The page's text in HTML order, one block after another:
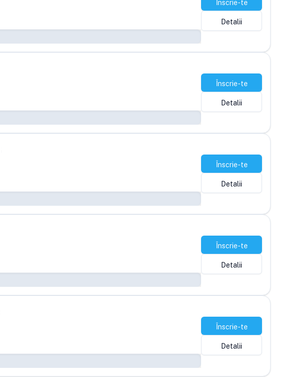
Înscrie-te
Detalii
Înscrie-te
Detalii
Înscrie-te
Detalii
Înscrie-te
Detalii
Înscrie-te
Detalii